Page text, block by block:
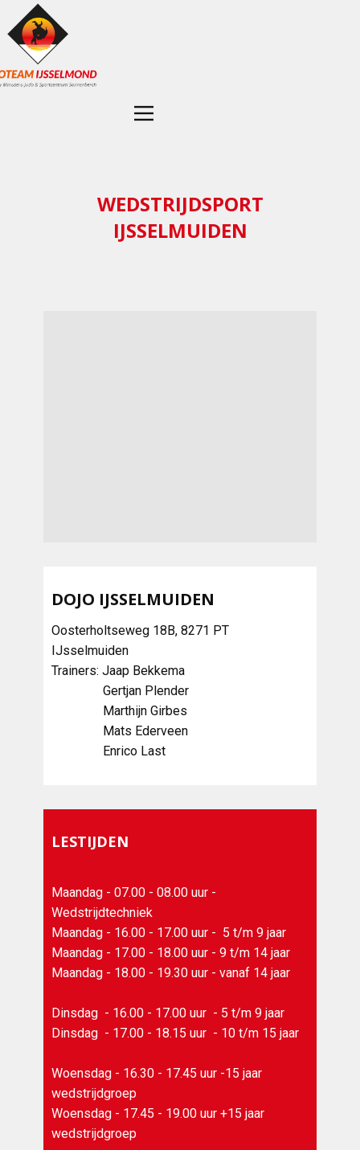
WEDSTRIJDSPORT
IJSSELMUIDEN
DOJO IJSSELMUIDEN
Oosterholtseweg 18B, 8271 PT
IJsselmuiden
Trainers: Jaap Bekkema
Gertjan Plender
Marthijn Girbes
Mats Ederveen
Enrico Last
LESTIJDEN
Maandag - 07.00 - 08.00 uur -
Wedstrijdtechniek
Maandag - 16.00 - 17.00 uur - 5 t/m 9 jaar
Maandag - 17.00 - 18.00 uur - 9 t/m 14 jaar
Maandag - 18.00 - 19.30 uur - vanaf 14 jaar
Dinsdag - 16.00 - 17.00 uur - 5 t/m 9 jaar
Dinsdag - 17.00 - 18.15 uur - 10 t/m 15 jaar
Woensdag - 16.30 - 17.45 uur -15 jaar
wedstrijdgroep
Woensdag - 17.45 - 19.00 uur +15 jaar
wedstrijdgroep